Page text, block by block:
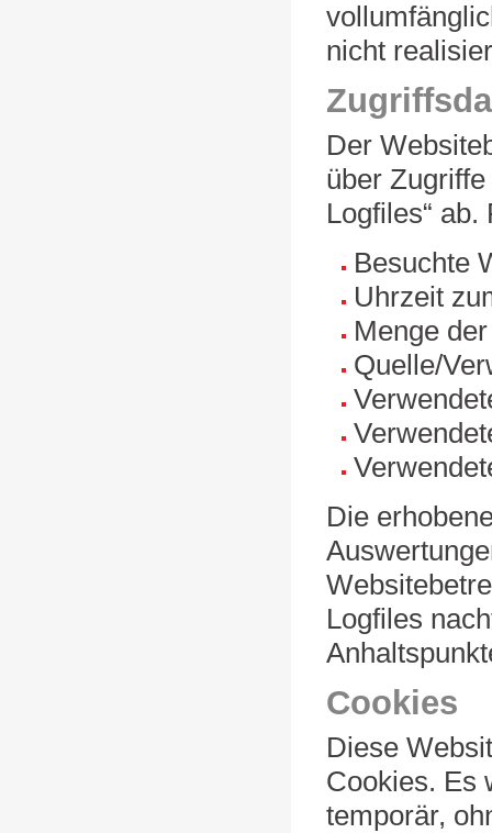
nicht
Der
über
Logfiles“
Besuchte
Uhrzeit
Menge
Quelle/
Die
Logfiles
Cookies
Diese
Cookies. Es
temporär,